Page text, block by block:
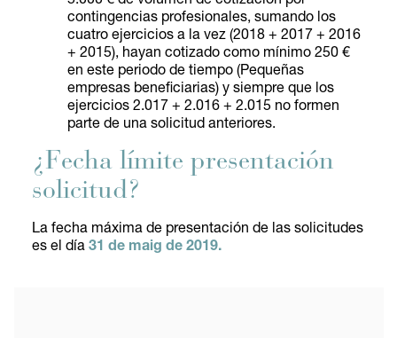
contingencias profesionales, sumando los
cuatro ejercicios a la vez (2018 + 2017 + 2016
+ 2015), hayan cotizado como mínimo 250 €
en este periodo de tiempo (Pequeñas
empresas beneficiarias) y siempre que los
ejercicios 2.017 + 2.016 + 2.015 no formen
parte de una solicitud anteriores.
¿Fecha límite presentación
solicitud?
La fecha máxima de presentación de las solicitudes
es el día31 de maig de 2019.